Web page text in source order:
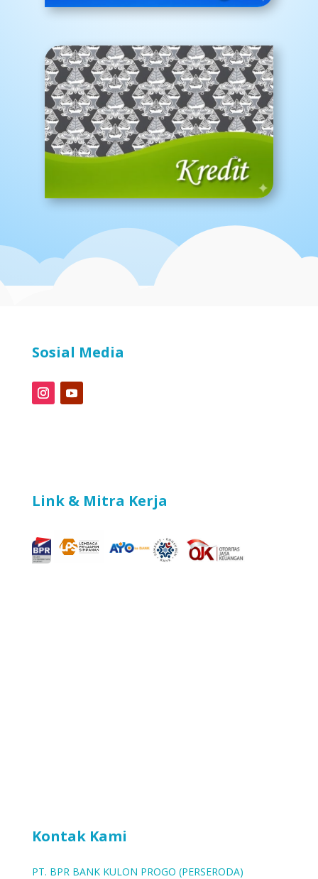
Sosial Media
Link & Mitra Kerja
Kontak Kami
PT. BPR BANK KULON PROGO (PERSERODA)